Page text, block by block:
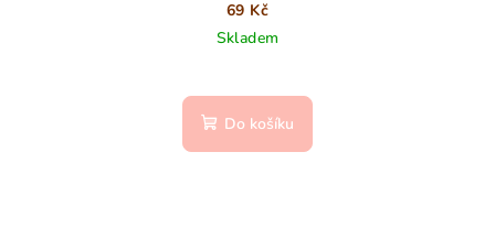
69 Kč
Skladem
Do košíku